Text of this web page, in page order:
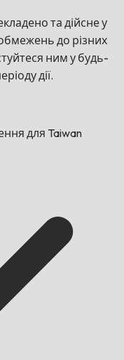
та дійсне у
до різних
ним у будь-
дії.
для Taiwan